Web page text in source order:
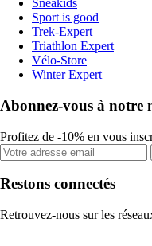
Sneakids
Sport is good
Trek-Expert
Triathlon Expert
Vélo-Store
Winter Expert
Abonnez-vous à notre
Profitez de -10% en vous
Restons connectés
Retrouvez-nous sur les